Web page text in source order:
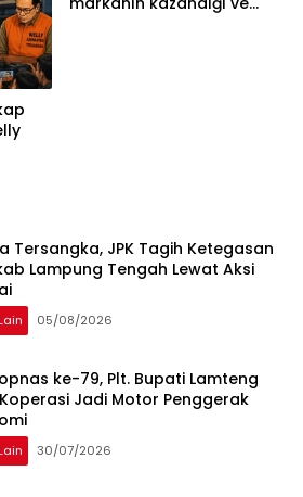
Tersangka, JPK Tagih Ketegasan
Lampung Tengah Lewat Aksi
05/08/2026
ke-79, Plt. Bupati Lamteng
Jadi Motor Penggerak
30/07/2026